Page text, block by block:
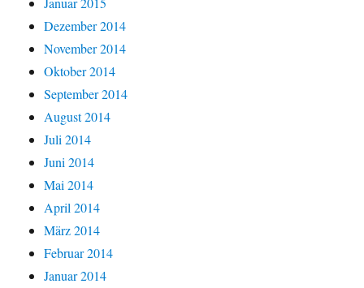
Dezember 2014
November 2014
Oktober 2014
September 2014
August 2014
Juli 2014
Juni 2014
Mai 2014
April 2014
März 2014
Februar 2014
Januar 2014